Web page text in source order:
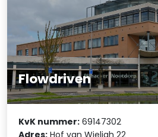
Flowdriven
KvK nummer: 69147302
Adres: Hof van Wieligh 22